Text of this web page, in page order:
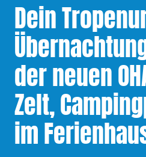
Dein
der neuen
Zelt,
im